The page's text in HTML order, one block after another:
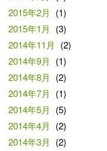
2015年2月
(1)
2015年1月
(3)
2014年11月
(2)
2014年9月
(1)
2014年8月
(2)
2014年7月
(1)
2014年5月
(5)
2014年4月
(2)
2014年3月
(2)